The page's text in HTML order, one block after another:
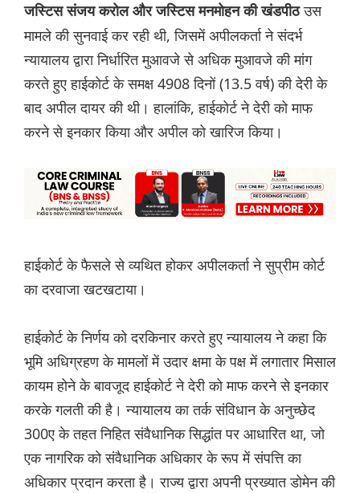
जस्टिस संजय करोल और जस्टिस मनमोहन की खंडपीठउस
मामले की सुनवाई कर रही थी, जिसमें अपीलकर्ता ने संदर्भ
न्यायालय द्वारा निर्धारित मुआवजे से अधिक मुआवजे की मांग
करते हुए हाईकोर्ट के समक्ष 4908 दिनों (13.5 वर्ष) की देरी के
बाद अपील दायर की थी। हालांकि, हाईकोर्ट ने देरी को माफ
करने से इनकार किया और अपील को खारिज किया।
हाईकोर्ट के फैसले से व्यथित होकर अपीलकर्ता ने सुप्रीम कोर्ट
का दरवाजा खटखटाया।
हाईकोर्ट के निर्णय को दरकिनार करते हुए न्यायालय ने कहा कि
भूमि अधिग्रहण के मामलों में उदार क्षमा के पक्ष में लगातार मिसाल
कायम होने के बावजूद हाईकोर्ट ने देरी को माफ करने से इनकार
करके गलती की है। न्यायालय का तर्क संविधान के अनुच्छेद
300ए के तहत निहित संवैधानिक सिद्धांत पर आधारित था, जो
एक नागरिक को संवैधानिक अधिकार के रूप में संपत्ति का
अधिकार प्रदान करता है। राज्य द्वारा अपनी प्रख्यात डोमेन की